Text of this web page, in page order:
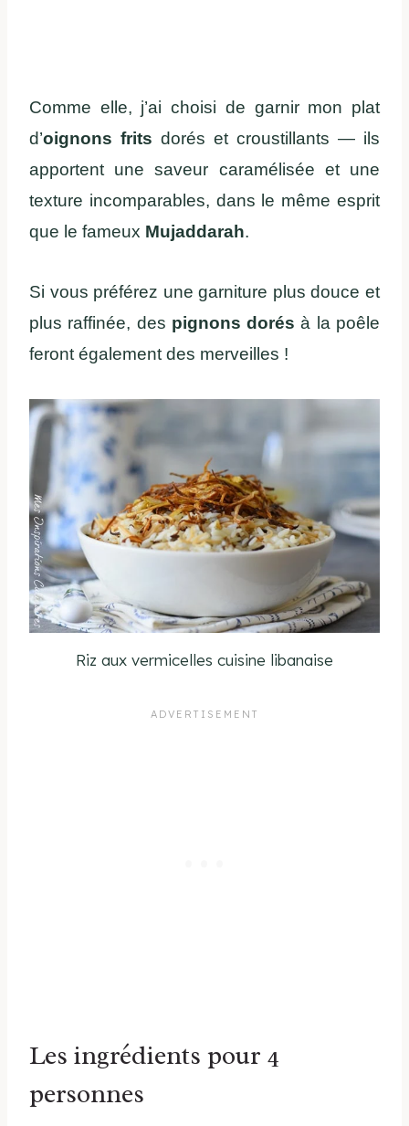
Comme elle, j’ai choisi de garnir mon plat
d’oignons frits dorés et croustillants — ils
apportent une saveur caramélisée et une
texture incomparables, dans le même esprit
que le fameux Mujaddarah.
Si vous préférez une garniture plus douce et
plus raffinée, des pignons dorés à la poêle
feront également des merveilles !
Riz aux vermicelles cuisine libanaise
Les ingrédients pour 4
personnes